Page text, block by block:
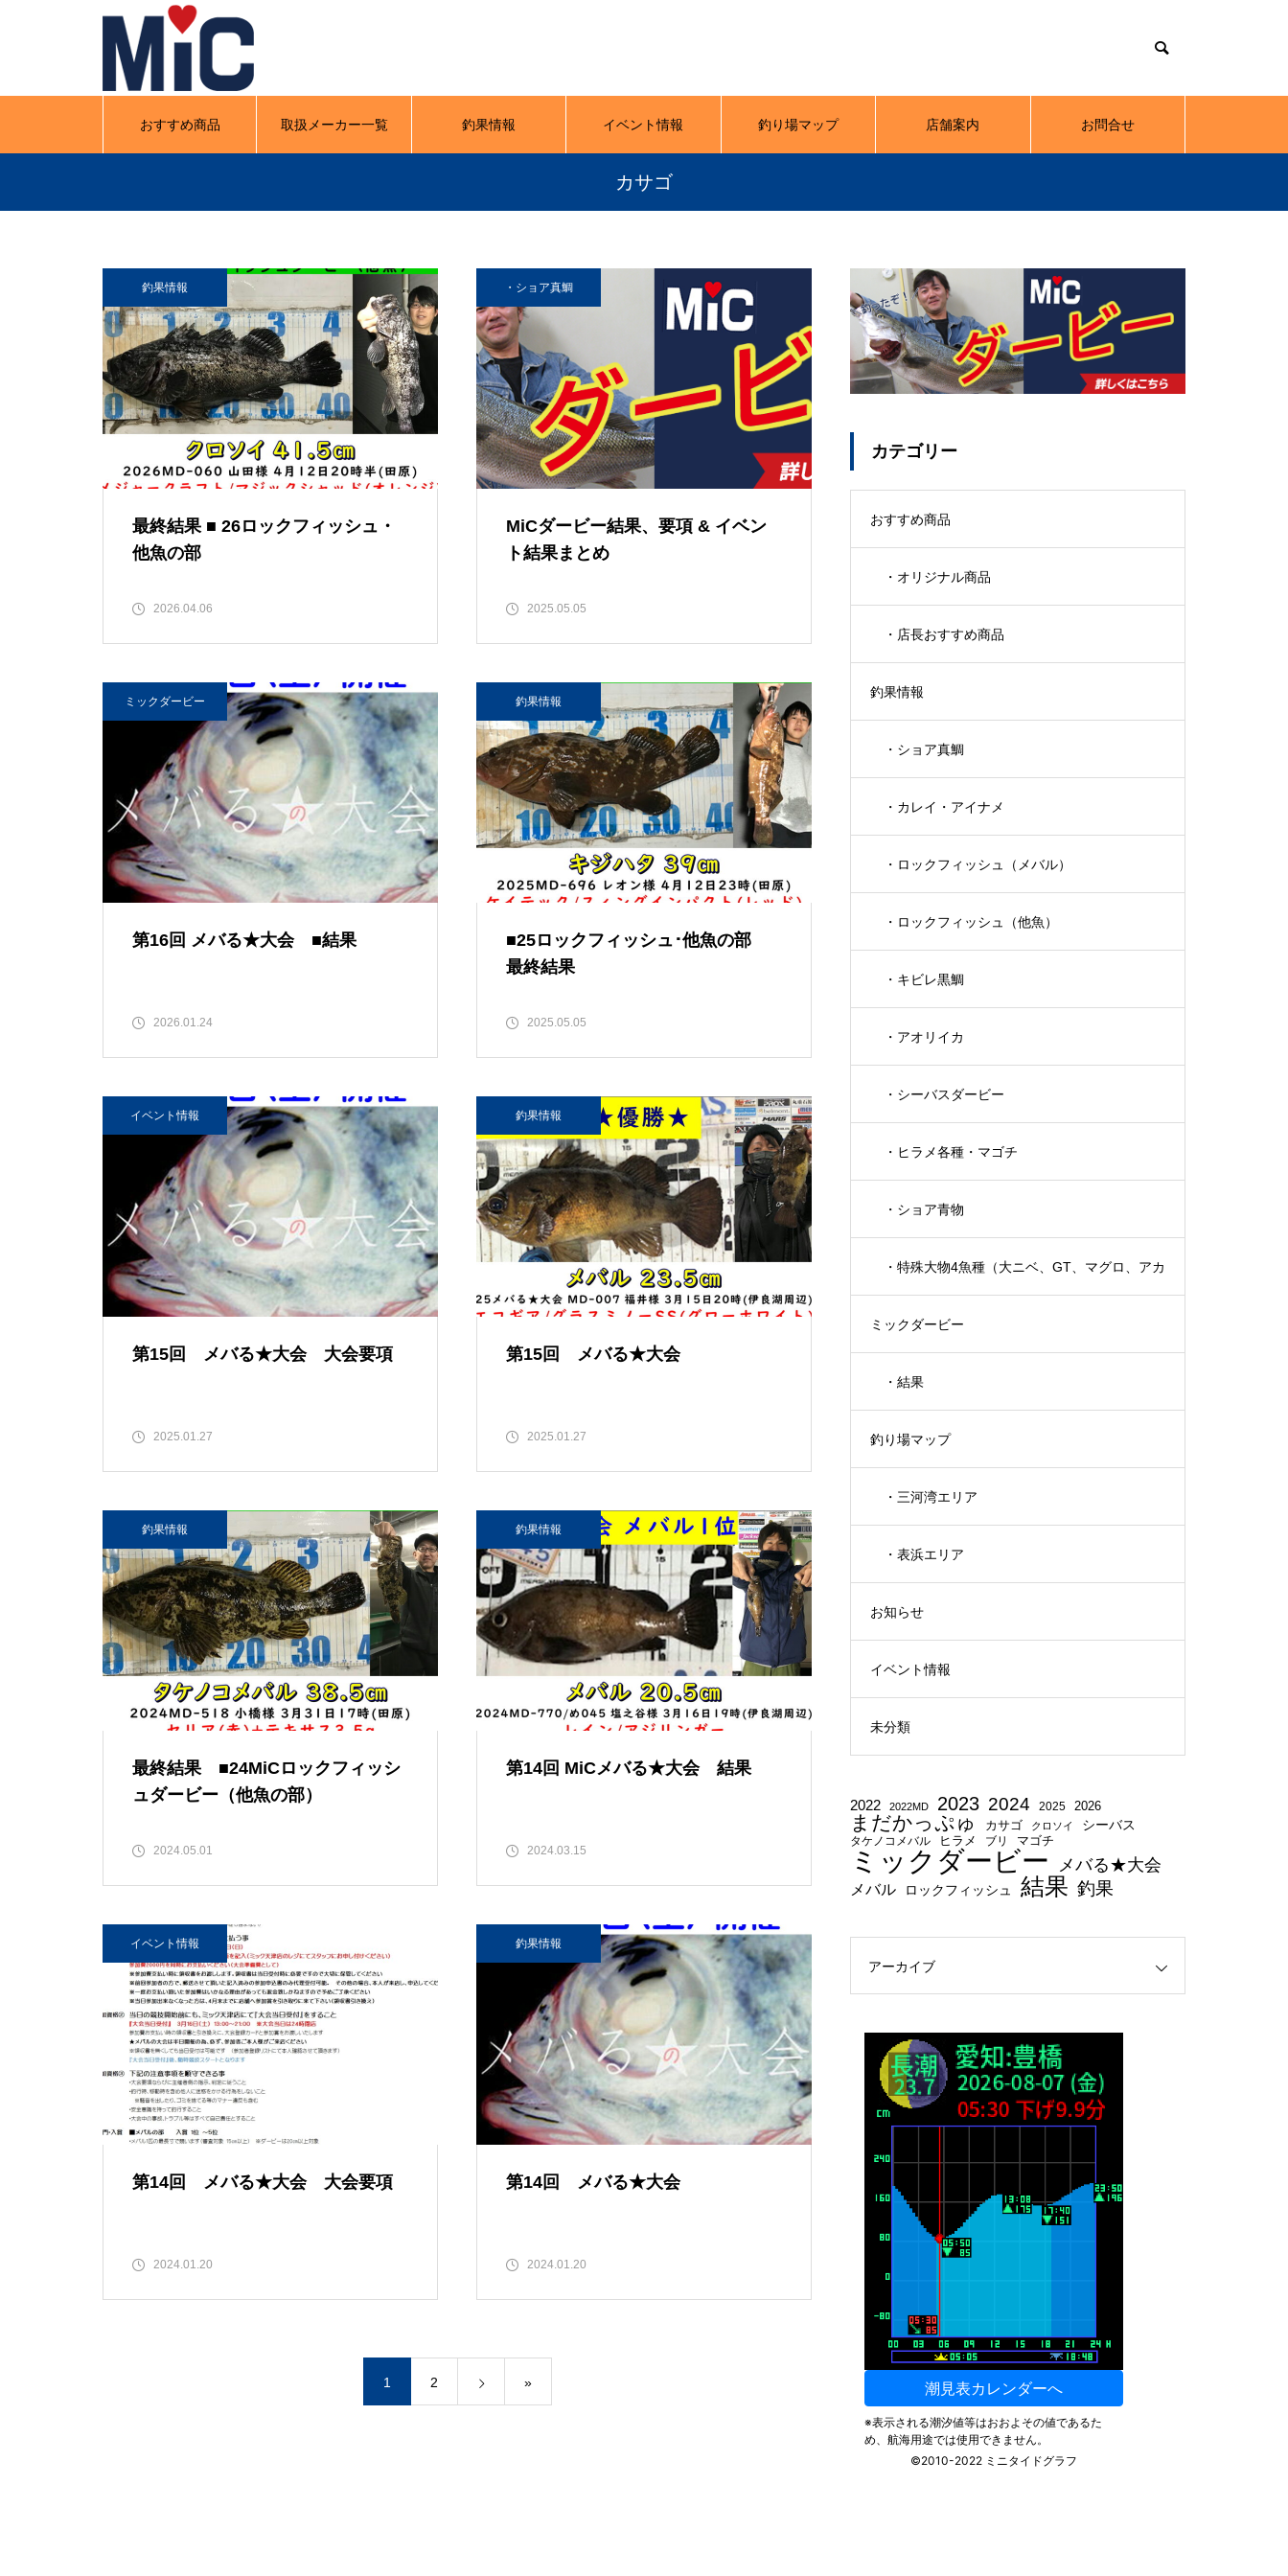
おすすめ商品 取扱メーカー一覧 釣果情報 イベント情報 釣り場マップ 店舗案内 お問合せ
カサゴ
釣果情報
最終結果 ■ 26ロックフィッシュ・
他魚の部
2026.04.06
・ショア真鯛
MiCダービー結果、要項 & イベン
ト結果まとめ
2025.05.05
ミックダービー
第16回 メバる★大会 ■結果
2026.01.24
釣果情報
■25ロックフィッシュ･他魚の部
最終結果
2025.05.05
イベント情報
第15回 メバる★大会 大会要項
2025.01.27
釣果情報
第15回 メバる★大会
2025.01.27
釣果情報
最終結果 ■24MiCロックフィッシ
ュダービー（他魚の部）
2024.05.01
釣果情報
第14回 MiCメバる★大会 結果
2024.03.15
イベント情報
第14回 メバる★大会 大会要項
2024.01.20
釣果情報
第14回 メバる★大会
2024.01.20
1 2 »
カテゴリー
おすすめ商品
・オリジナル商品
・店長おすすめ商品
釣果情報
・ショア真鯛
・カレイ・アイナメ
・ロックフィッシュ（メバル）
・ロックフィッシュ（他魚）
・キビレ黒鯛
・アオリイカ
・シーバスダービー
・ヒラメ各種・マゴチ
・ショア青物
・特殊大物4魚種（大ニベ、GT、マグロ、アカ
メ）
ミックダービー
・結果
釣り場マップ
・三河湾エリア
・表浜エリア
お知らせ
イベント情報
未分類
2022 2022MD 2023 2024 2025 2026
まだかっぷゅ カサゴ クロソイ シーバス
タケノコメバル ヒラメ ブリ マゴチ
ミックダービー メバる★大会
メバル ロックフィッシュ 結果 釣果
アーカイブ